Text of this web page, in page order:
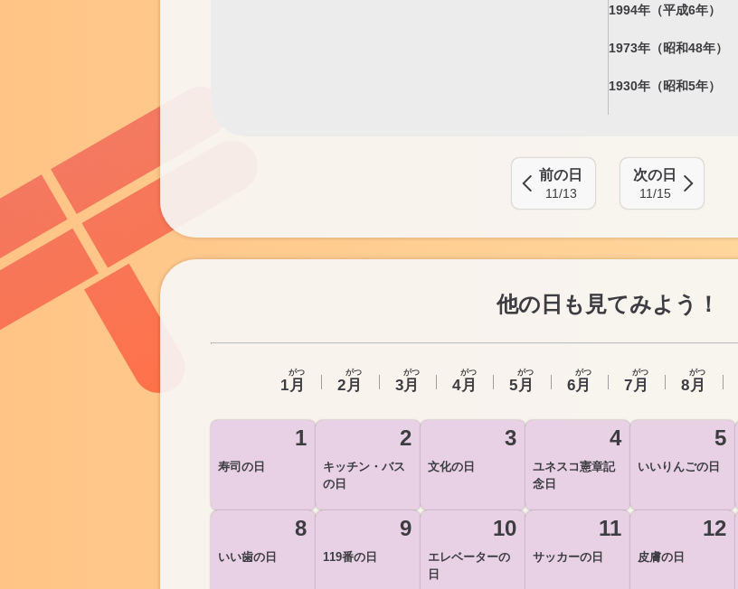
1994年（平成6年）
1973年（昭和48年）
1930年（昭和5年）
前の日
11/13
次の日
11/15
他の日も見てみよう！
1月
がつ
2月
がつ
3月
がつ
4月
がつ
5月
がつ
6月
がつ
7月
がつ
8月
がつ
1
寿司の日
2
キッチン・バス
の日
3
文化の日
4
ユネスコ憲章記
念日
5
いいりんごの日
8
いい歯の日
9
119番の日
10
エレベーターの
日
11
サッカーの日
12
皮膚の日